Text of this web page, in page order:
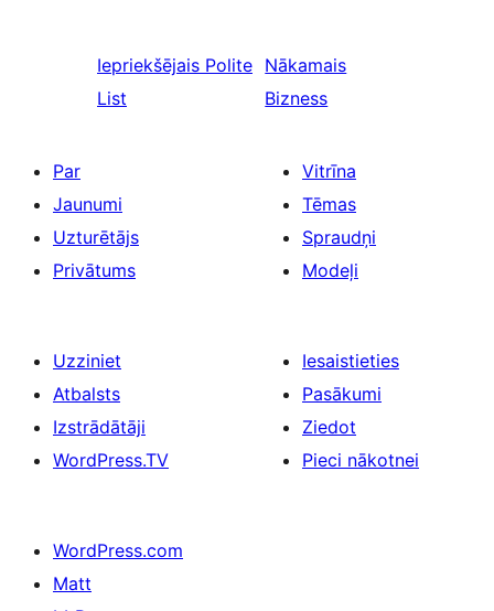
Iepriekšējais Polite
List
Nākamais
Bizness
Par
Jaunumi
Uzturētājs
Privātums
Vitrīna
Tēmas
Spraudņi
Modeļi
Uzziniet
Atbalsts
Izstrādātāji
WordPress.TV
Iesaistieties
Pasākumi
Ziedot
Pieci nākotnei
WordPress.com
Matt